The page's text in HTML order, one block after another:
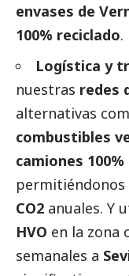
envases de
100% reciclado.
Logística y
nuestras redes
alternativas
combustibles
camiones
permitiéndonos
CO2 anuales. Y
HVO en la zona
semanales a